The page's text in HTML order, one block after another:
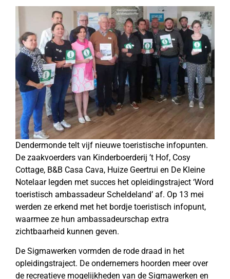
Dendermonde telt vijf nieuwe toeristische infopunten.
De zaakvoerders van Kinderboerderij ’t Hof, Cosy
Cottage, B&B Casa Cava, Huize Geertrui en De Kleine
Notelaar legden met succes het opleidingstraject ‘Word
toeristisch ambassadeur Scheldeland’ af. Op 13 mei
werden ze erkend met het bordje toeristisch infopunt,
waarmee ze hun ambassadeurschap extra
zichtbaarheid kunnen geven.
De Sigmawerken vormden de rode draad in het
opleidingstraject. De ondernemers hoorden meer over
de recreatieve mogelijkheden van de Sigmawerken en